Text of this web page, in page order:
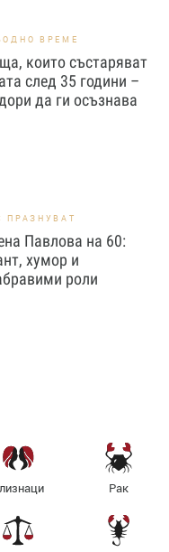
ВРЕМЕ
които състаряват
след 35 години –
да ги осъзнава
ПРАЗНУВАТ
Павлова на 60:
хумор и
роли
Рак